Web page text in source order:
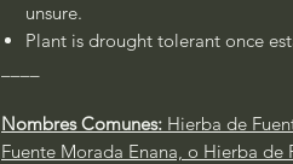
unsure.
Plant is drought tolerant once
Nombres Comunes: Hierba de
Fuente Morada Enana, o Hierba